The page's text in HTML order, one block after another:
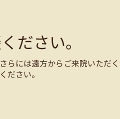
ださい。
らには遠方からご来院いただ
ださい。